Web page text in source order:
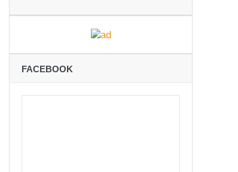
बाटो खुलाउन मन्त्री घिसिङको म्यासेज
नन्दन
FACEBOOK